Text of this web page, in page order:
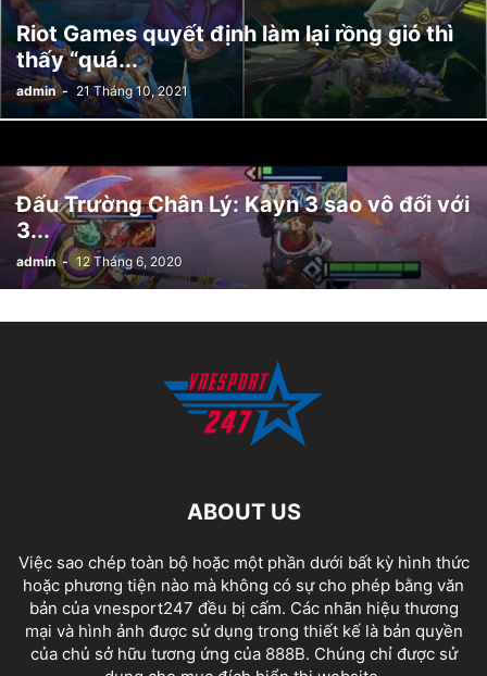
Riot Games quyết định làm lại rồng gió thì
thấy “quá...
admin - 21 Tháng 10, 2021
Đấu Trường Chân Lý: Kayn 3 sao vô đối với
3...
admin - 12 Tháng 6, 2020
ABOUT US
Việc sao chép toàn bộ hoặc một phần dưới bất kỳ hình thức
hoặc phương tiện nào mà không có sự cho phép bằng văn
bản của vnesport247 đều bị cấm. Các nhãn hiệu thương
mại và hình ảnh được sử dụng trong thiết kế là bản quyền
của chủ sở hữu tương ứng của 888B. Chúng chỉ được sử